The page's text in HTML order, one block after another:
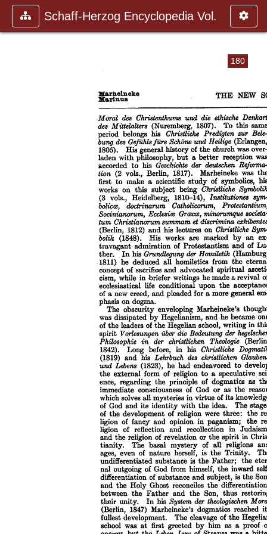
Schaff-Herzog Encyclopedia Vol.
180